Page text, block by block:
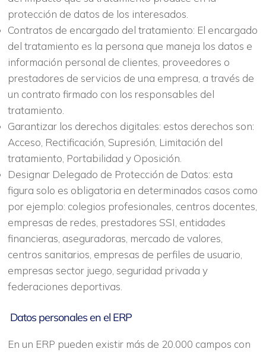
protección de datos de los interesados.
Contratos de encargado del tratamiento: El encargado
del tratamiento es la persona que maneja los datos e
información personal de clientes, proveedores o
prestadores de servicios de una empresa, a través de
un contrato firmado con los responsables del
tratamiento.
Garantizar los derechos digitales: estos derechos son:
Acceso, Rectificación, Supresión, Limitación del
tratamiento, Portabilidad y Oposición.
Designar Delegado de Protección de Datos: esta
figura solo es obligatoria en determinados casos como
por ejemplo: colegios profesionales, centros docentes,
empresas de redes, prestadores SSI, entidades
financieras, aseguradoras, mercado de valores,
centros sanitarios, empresas de perfiles de usuario,
empresas sector juego, seguridad privada y
federaciones deportivas.
Datos personales en el ERP
En un ERP pueden existir más de 20.000 campos con